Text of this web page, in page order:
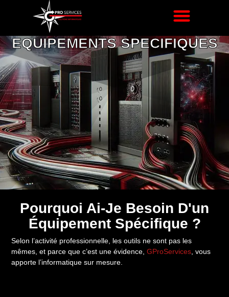
EQUIPEMENTS SPECIFIQUES
Pourquoi Ai-Je Besoin D'un
Équipement Spécifique ?
Selon l’activité professionnelle, les outils ne sont pas les
mêmes, et parce que c’est une évidence,GProServices, vous
apporte l’informatique sur mesure.